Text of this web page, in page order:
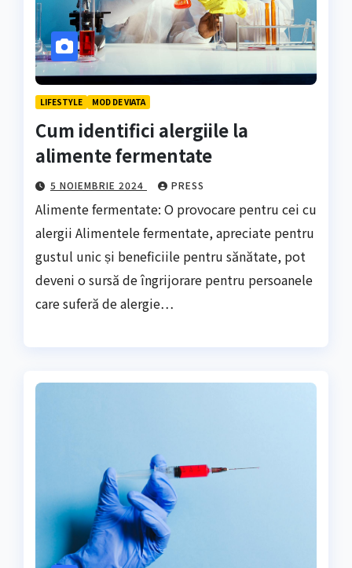
LIFESTYLE MOD DE VIATA
Cum identifici alergiile la
alimente fermentate
5 NOIEMBRIE 2024 PRESS
Alimente fermentate: O provocare pentru cei cu
alergii Alimentele fermentate, apreciate pentru
gustul unic și beneficiile pentru sănătate, pot
deveni o sursă de îngrijorare pentru persoanele
care suferă de alergie…